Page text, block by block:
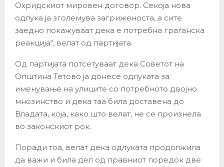
Охридскиот мировен договор. Секоја нова
одлука ја зголемува загриженоста, а сите
заедно покажуваат дека е потребна граѓанска
реакција“, велат од партијата.
Од партијата потсетуваат дека Советот на
Општина Тетово ја донесе одлуката за
именување на улиците со потребното двојно
мнозинство и дека таа била доставена до
Владата, која, како што велат, не се произнела
во законскиот рок.
Поради тоа, велат дека одлуката продолжила
да важи и била дел од правниот поредок две